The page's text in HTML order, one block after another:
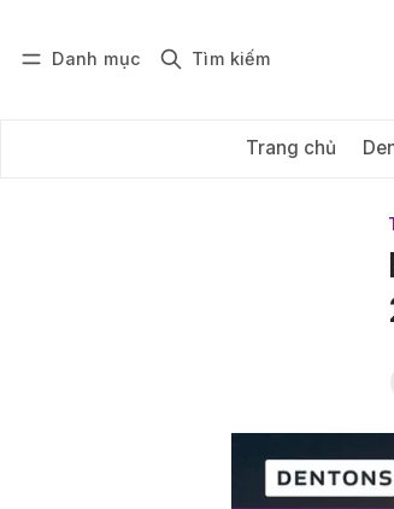
Danh mục Tìm kiếm
Trang chủ
Đăng nhập Đăng ký